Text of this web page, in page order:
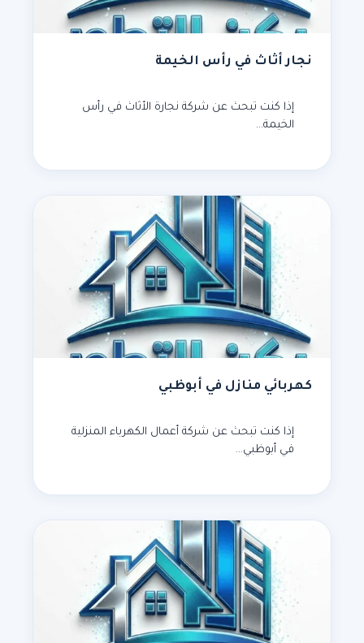
نجار أثاث في رأس الخيمة
إذا كنت تبحث عن شركة نجارة الأثاث في رأس
الخيمة…
كهربائي منازل في أبوظبي
إذا كنت تبحث عن شركة أعمال الكهرباء المنزلية
في أبوظبي…